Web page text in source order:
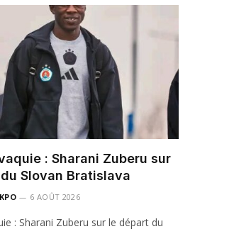
: Sharani Zuberu sur
Slovan Bratislava
6 AOÛT 2026
: Sharani Zuberu sur le départ du